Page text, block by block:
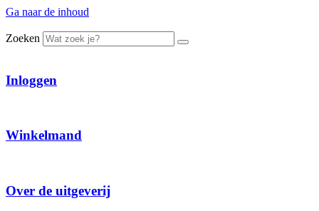
Ga naar de inhoud
Zoeken
Inloggen
Winkelmand
Over de uitgeverij